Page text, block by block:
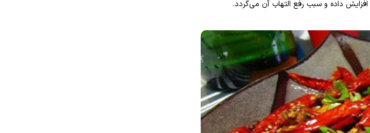
داده و سبب رفع التهاب آن می‌گردد.